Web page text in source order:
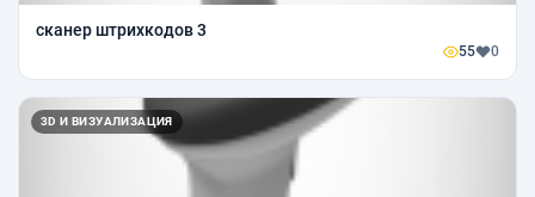
сканер штрихкодов 3
55 0
3D И ВИЗУАЛИЗАЦИЯ